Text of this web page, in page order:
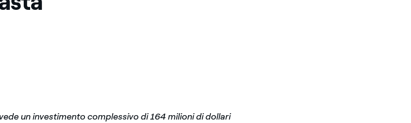
un investimento complessivo di 164 milioni di dollari